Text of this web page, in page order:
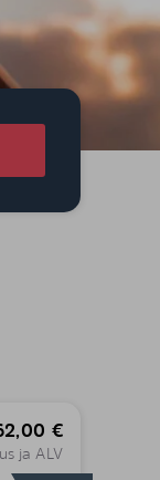
€
ja ALV